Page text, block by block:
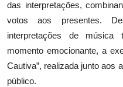
das interpretações,
votos aos presentes.
interpretações de
momento emocionante, a
Cautiva”, realizada junto aos
público.